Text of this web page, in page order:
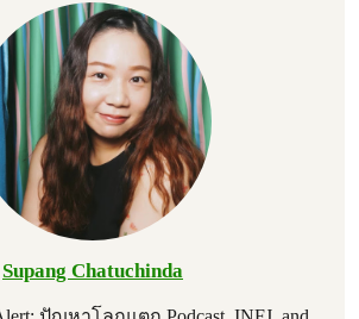
Supang Chatuchinda